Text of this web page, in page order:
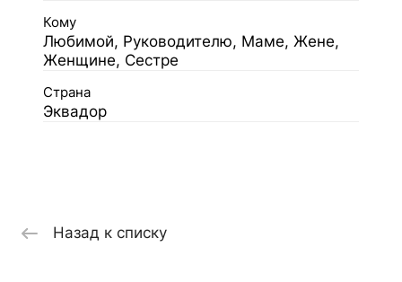
Кому
Любимой, Руководителю, Маме, Жене,
Женщине, Сестре
Страна
Эквадор
Назад к списку